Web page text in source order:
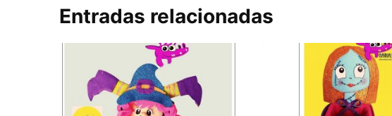
Entradas relacionadas